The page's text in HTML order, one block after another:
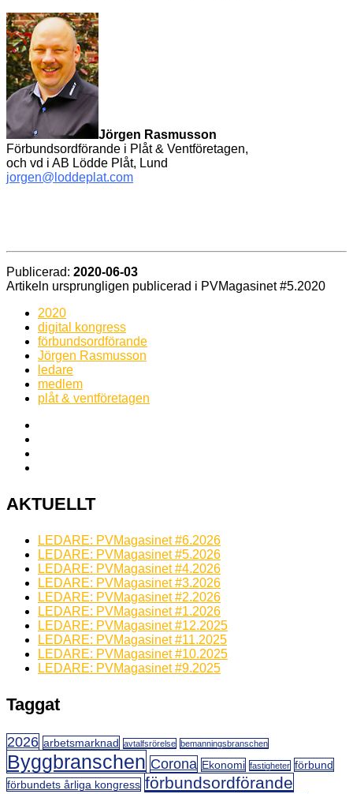
Jörgen Rasmusson
Förbundsordförande i Plåt & Ventföretagen,
och vd i AB Lödde Plåt, Lund
jorgen@loddeplat.com
Publicerad: 2020-06-03
Artikeln ursprungligen publicerad i PVMagasinet #5.2020
2020
digital kongress
förbundsordförande
Jörgen Rasmusson
ledare
medlem
plåt & ventföretagen
AKTUELLT
LEDARE: PVMagasinet #6.2026
LEDARE: PVMagasinet #5.2026
LEDARE: PVMagasinet #4.2026
LEDARE: PVMagasinet #3.2026
LEDARE: PVMagasinet #2.2026
LEDARE: PVMagasinet #1.2026
LEDARE: PVMagasinet #12.2025
LEDARE: PVMagasinet #11.2025
LEDARE: PVMagasinet #10.2025
LEDARE: PVMagasinet #9.2025
Taggat
2026 arbetsmarknad avtalfsrörelse bemanningsbranschen
Byggbranschen Corona Ekonomi fastigheter förbund
förbundets årliga kongress förbundsordförande